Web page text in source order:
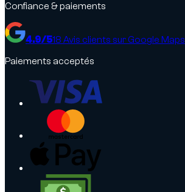
Confiance & paiements
4.9/518 Avis clients sur Google Maps
Paiements acceptés